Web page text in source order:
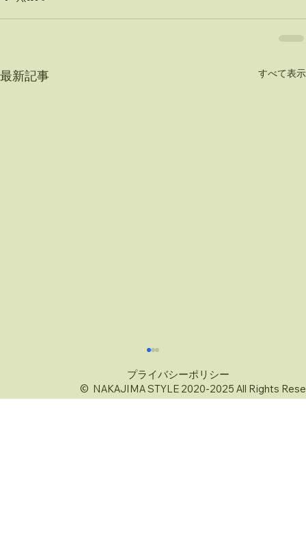
最新記事 すべて表示
プライバシーポリシー
© NAKAJIMA STYLE 2020-2025 All Rights